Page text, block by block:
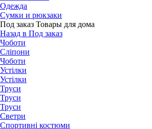
Одежда
Сумки и рюкзаки
Под заказ Товары для дома
Назад в Под заказ
Чоботи
Сліпони
Чоботи
Устілки
Устілки
Труси
Труси
Труси
Светри
Спортивні костюми